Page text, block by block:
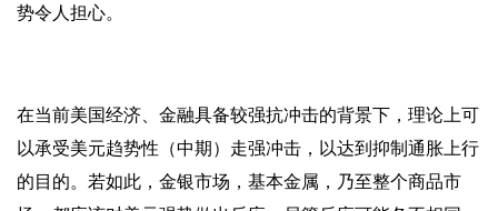
势令人担心。
在当前美国经济、金融具备较强抗冲击的背景下，理论上可
以承受美元趋势性（中期）走强冲击，以达到抑制通胀上行
的目的。若如此，金银市场，基本金属，乃至整个商品市